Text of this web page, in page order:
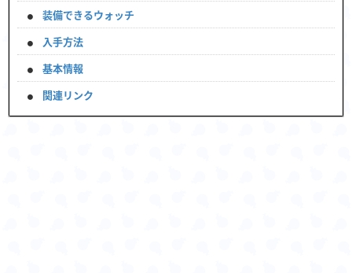
装備できるウォッチ
入手方法
基本情報
関連リンク